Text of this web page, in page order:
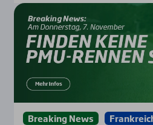
Breaking News